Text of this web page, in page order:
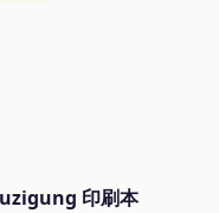
印刷本